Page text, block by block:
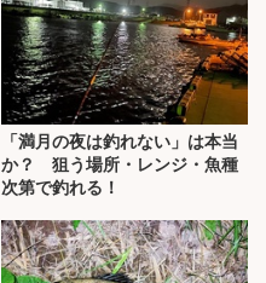
「満月の夜は釣れない」は本当
か？ 狙う場所・レンジ・魚種
次第で釣れる！